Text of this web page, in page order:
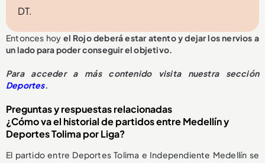
DT.
Entonces hoy el Rojo deberá estar atento y dejar los nervios a
un lado para poder conseguir el objetivo.
Para acceder a más contenido visita nuestra sección
Deportes.
Preguntas y respuestas relacionadas
¿Cómo va el historial de partidos entre Medellín y
Deportes Tolima por Liga?
El partido entre Deportes Tolima e Independiente Medellín se